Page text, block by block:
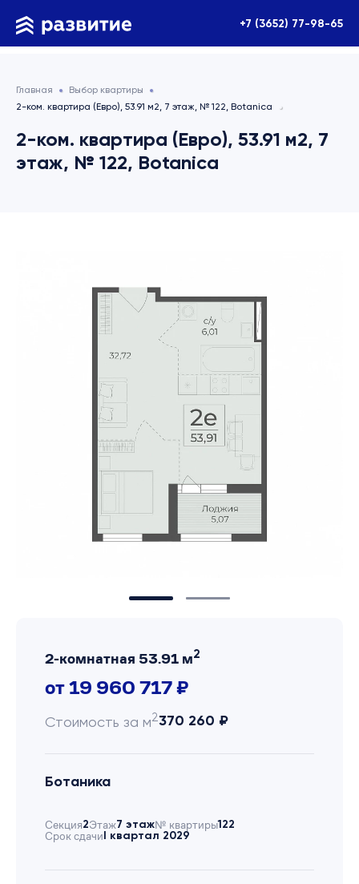
+7 (3652) 77-98-65
Главная
Выбор квартиры
2-ком. квартира (Евро), 53.91 м2, 7 этаж, № 122, Botanica
2-ком. квартира (Евро), 53.91 м2, 7
этаж, № 122, Botanica
2-комнатная 53.91 м2
от 19 960 717 ₽
Стоимость за м2370 260 ₽
Ботаника
Секция2Этаж7 этаж№ квартиры122
Срок сдачиI квартал 2029